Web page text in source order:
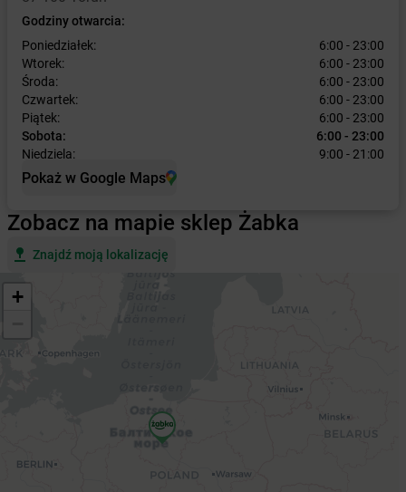
Godziny otwarcia:
Poniedziałek:
6:00 - 23:00
Wtorek:
6:00 - 23:00
Środa:
6:00 - 23:00
Czwartek:
6:00 - 23:00
Piątek:
6:00 - 23:00
Sobota:
6:00 - 23:00
Niedziela:
9:00 - 21:00
Pokaż w Google Maps
Zobacz na mapie sklep Żabka
Znajdź moją lokalizację
+